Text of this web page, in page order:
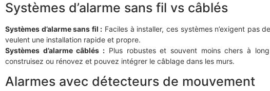
Systèmes d’alarme sans fil vs câblés
Systèmes d’alarme sans fil : Faciles à installer, ces systèmes n’exigent pas
veulent une installation rapide et propre.
Systèmes d’alarme câblés : Plus robustes et souvent moins chers à
construisez ou rénovez et pouvez intégrer le câblage dans les murs.
Alarmes avec détecteurs de mouvement